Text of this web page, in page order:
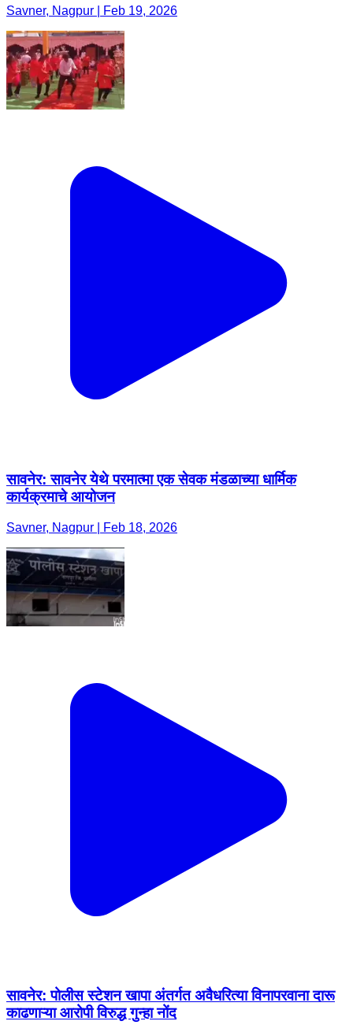
Savner, Nagpur | Feb 19, 2026
सावनेर: सावनेर येथे परमात्मा एक सेवक मंडळाच्या धार्मिक
कार्यक्रमाचे आयोजन
Savner, Nagpur | Feb 18, 2026
सावनेर: पोलीस स्टेशन खापा अंतर्गत अवैधरित्या विनापरवाना दारू
काढणाऱ्या आरोपी विरुद्ध गुन्हा नोंद